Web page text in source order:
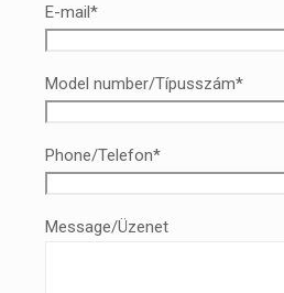
E-mail*
Model number/Típusszám*
Phone/Telefon*
Message/Üzenet